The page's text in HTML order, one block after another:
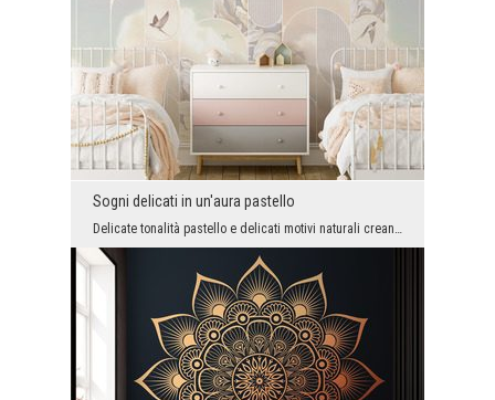
Sogni delicati in un'aura pastello
Delicate tonalità pastello e delicati motivi naturali creano un'atmosfera unica che trasforma gli...